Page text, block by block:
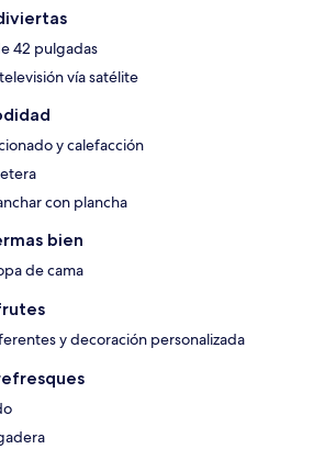
42 pulgadas
vía satélite
y calefacción
con plancha
bien
de cama
y decoración personalizada